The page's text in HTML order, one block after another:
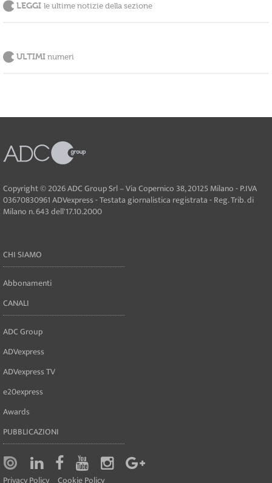
LEGGI le ultime notizie della sezione
ULTIMI numeri
Copyright © 2026 ADC Group Srl – Via Copernico 38, 20125 Milano - P.IVA
03670830961 ADVexpress - Testata giornalistica registrata - Reg. Trib. di
Milano n. 643 dell'17.10.2000
CHI SIAMO
Abbonamenti
CANALI
ADC Group
ADVexpress
ADVexpress TV
e20express
Awards
PUBBLICAZIONI